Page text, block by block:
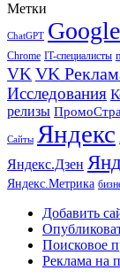
Метки
ChatGPT Google
Chrome IT-специалисты
VK VK
Исследования
релизы
Сайты Яндекс
Яндекс.Дзен
Яндекс.Метрика
Добавить
Поисковое
Реклама на